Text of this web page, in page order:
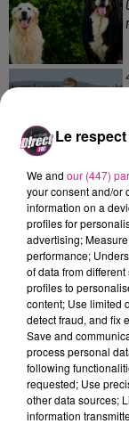
Le
We and our (447)
your consent and/or
information on a
profiles for
advertising;
performance;
of data from
profiles to
content; Use limited
detect fraud, and fix
Save and
process personal
following
requested; Use
other data sources;
information